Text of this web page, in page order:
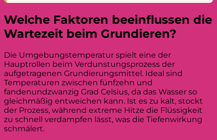
Welche Faktoren beeinflussen die
Wartezeit beim Grundieren?
Die Umgebungstemperatur spielt eine der
Hauptrollen beim Verdunstungsprozess der
aufgetragenen Grundierungsmittel. Ideal sind
Temperaturen zwischen fünfzehn und
fandenundzwanzig Grad Celsius, da das Wasser so
gleichmäßig entweichen kann. Ist es zu kalt, stockt
der Prozess, während extreme Hitze die Flüssigkeit
zu schnell verdampfen lässt, was die Tiefenwirkung
schmälert.